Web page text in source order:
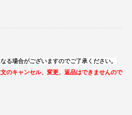
る場合がございますのでご了承ください。
のキャンセル、変更、返品はできませんので